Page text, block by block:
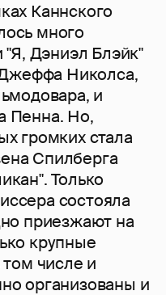
Каннского
много
"Я, Дэниэл Блэйк"
Николса,
и
Пенна. Но,
громких стала
Спилберга
Только
состояла
приезжают на
крупные
том числе и
организованы и